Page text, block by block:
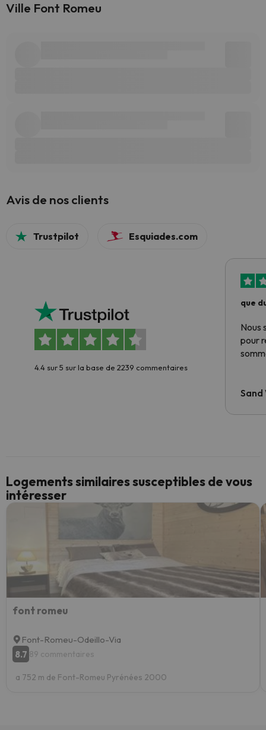
Ville Font Romeu
Avis de nos clients
Trustpilot Esquiades.com
4.4 sur 5 sur la base de 2239 commentaires
que
Nous
pour
Sand
Logements similaires susceptibles de vous
intéresser
font romeu
Font-Romeu-Odeillo-Via
8.7 89 commentaires
a 752 m de Font-Romeu Pyrénées 2000